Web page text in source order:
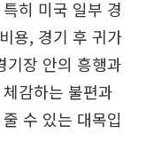
히 미국 일부 경
용, 경기 후 귀가
기장 안의 흥행과
감하는 불편과
수 있는 대목입